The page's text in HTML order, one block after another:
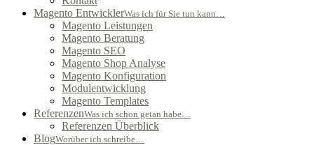
Magento EntwicklerWas ich für Sie tun kann…
Magento Leistungen
Magento Beratung
Magento SEO
Magento Shop Analyse
Magento Konfiguration
Modulentwicklung
Magento Templates
ReferenzenWas ich schon getan habe…
Referenzen Überblick
BlogWorüber ich schreibe…